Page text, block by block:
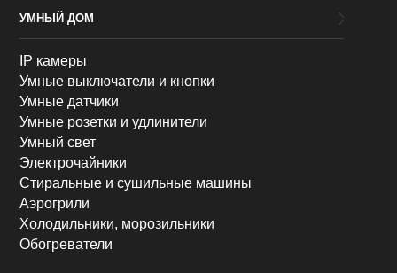
УМНЫЙ ДОМ
IP камеры
Умные выключатели и кнопки
Умные датчики
Умные розетки и удлинители
Умный свет
Электрочайники
Стиральные и сушильные машины
Аэрогрили
Холодильники, морозильники
Обогреватели